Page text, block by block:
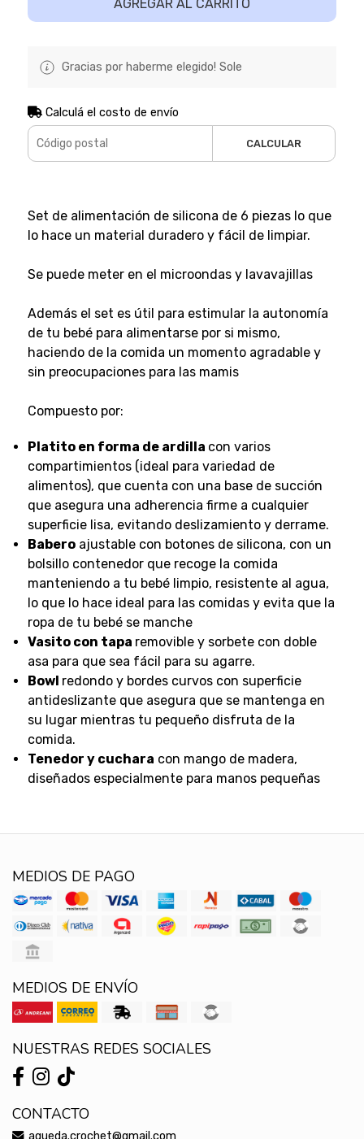
AGREGAR AL CARRITO
Gracias por haberme elegido! Sole
Calculá el costo de envío
CALCULAR
Set de alimentación de silicona de 6 piezas lo que
lo hace un material duradero y fácil de limpiar.
Se puede meter en el microondas y lavavajillas
Además el set es útil para estimular la autonomía
de tu bebé para alimentarse por si mismo,
haciendo de la comida un momento agradable y
sin preocupaciones para las mamis
Compuesto por:
Platito en forma de ardilla con varios
compartimientos (ideal para variedad de
alimentos), que cuenta con una base de succión
que asegura una adherencia firme a cualquier
superficie lisa, evitando deslizamiento y derrame.
Baberoajustable con botones de silicona, con un
bolsillo contenedor que recoge la comida
manteniendo a tu bebé limpio, resistente al agua,
lo que lo hace ideal para las comidas y evita que la
ropa de tu bebé se manche
Vasito con tapa removible y sorbete con doble
asa para que sea fácil para su agarre.
Bowl redondo y bordes curvos con superficie
antideslizante que asegura que se mantenga en
su lugar mientras tu pequeño disfruta de la
comida.
Tenedor y cuchara con mango de madera,
diseñados especialmente para manos pequeñas
MEDIOS DE PAGO
MEDIOS DE ENVÍO
NUESTRAS REDES SOCIALES
CONTACTO
agueda.crochet@gmail.com